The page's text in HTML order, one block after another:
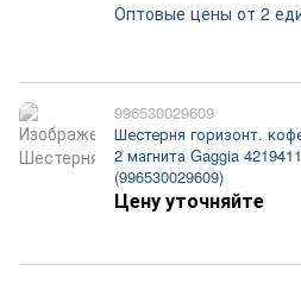
Оптовые цены от 2
996530029609
Шестерня горизонт.
2 магнита Gaggia
(996530029609)
Цену уточняйте